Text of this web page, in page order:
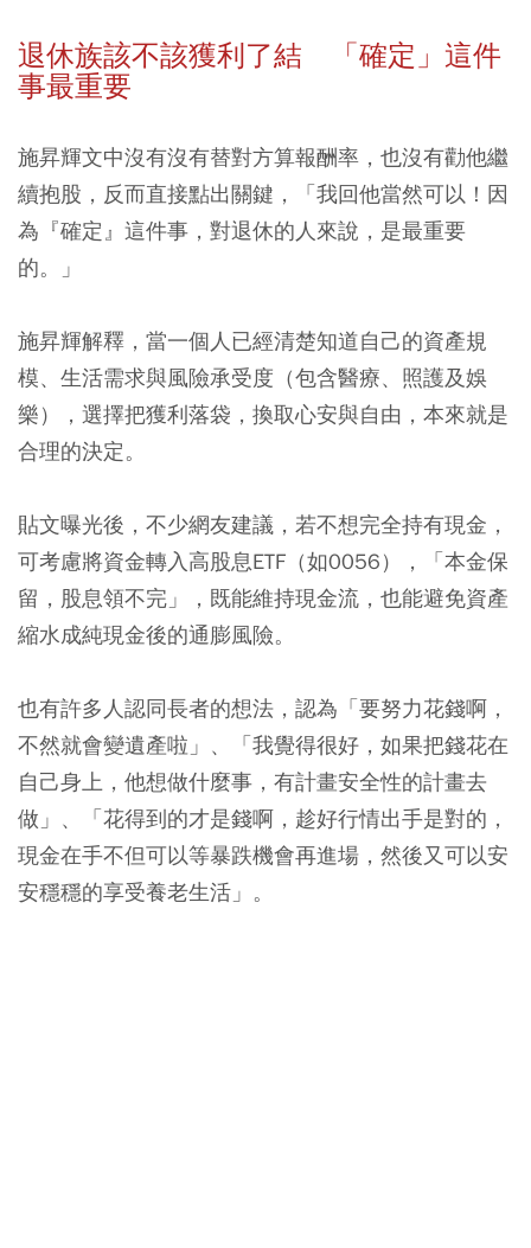
退休族該不該獲利了結 「確定」這件
事最重要
施昇輝文中沒有沒有替對方算報酬率，也沒有勸他繼
續抱股，反而直接點出關鍵，「我回他當然可以！因
為『確定』這件事，對退休的人來說，是最重要
的。」
施昇輝解釋，當一個人已經清楚知道自己的資產規
模、生活需求與風險承受度（包含醫療、照護及娛
樂），選擇把獲利落袋，換取心安與自由，本來就是
合理的決定。
貼文曝光後，不少網友建議，若不想完全持有現金，
可考慮將資金轉入高股息ETF（如0056），「本金保
留，股息領不完」，既能維持現金流，也能避免資產
縮水成純現金後的通膨風險。
也有許多人認同長者的想法，認為「要努力花錢啊，
不然就會變遺產啦」、「我覺得很好，如果把錢花在
自己身上，他想做什麼事，有計畫安全性的計畫去
做」、「花得到的才是錢啊，趁好行情出手是對的，
現金在手不但可以等暴跌機會再進場，然後又可以安
安穩穩的享受養老生活」。